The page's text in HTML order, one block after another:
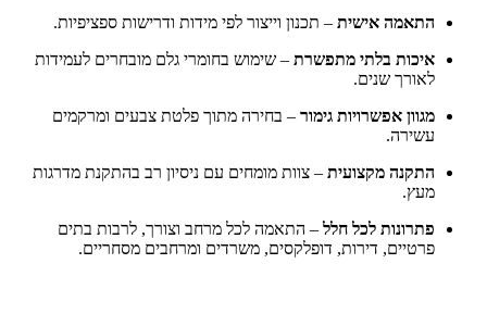
התאמה אישית – תכנון וייצור לפי מידות ודרישות ספציפיות.
איכות בלתי מתפשרת – שימוש בחומרי גלם מובחרים לעמידות
לאורך שנים.
מגוון אפשרויות גימור – בחירה מתוך פלטת צבעים ומרקמים
עשירה.
התקנה מקצועית – צוות מומחים עם ניסיון רב בהתקנת מדרגות
מעץ.
פתרונות לכל חלל – התאמה לכל מרחב וצורך, לרבות בתים
פרטיים, דירות, דופלקסים, משרדים ומרחבים מסחריים.